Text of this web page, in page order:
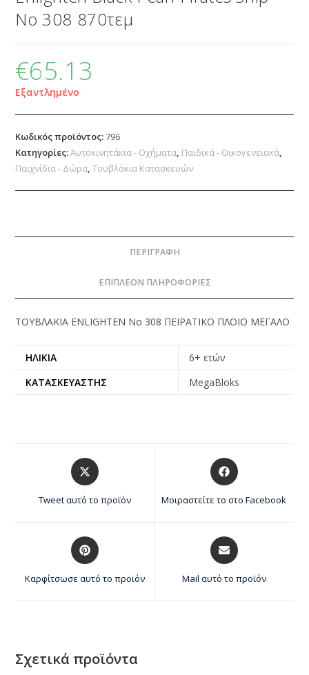
No 308 870τεμ
€65.13
Εξαντλημένο
Κωδικός προϊόντος:796
Κατηγορίες:Αυτοκινητάκια - Οχήματα, Παιδικά - Οικογενειακά,
Παιχνίδια - Δώρα,Τουβλάκια Κατασκευών
ΠΕΡΙΓΡΑΦΉ
ΕΠΙΠΛΈΟΝ ΠΛΗΡΟΦΟΡΊΕΣ
ΤΟΥΒΛΑΚΙΑ ENLIGHTEN Νο 308 ΠΕΙΡΑΤΙΚΟ ΠΛΟΙΟ ΜΕΓΑΛΟ
ΗΛΙΚΊΑ
6+ ετών
ΚΑΤΑΣΚΕΥΑΣΤΉΣ
MegaBloks
Tweet αυτό το προϊόν Μοιραστείτε το στο Facebook
Καρφίτσωσε αυτό το προϊόν Mail αυτό το προϊόν
Σχετικά προϊόντα